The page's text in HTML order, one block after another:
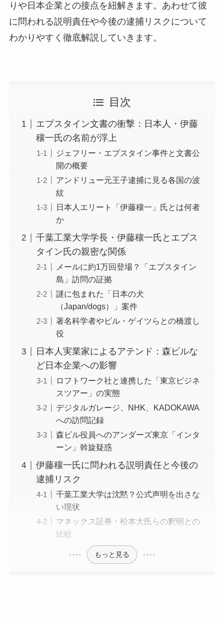
りや日本企業との接点を紐解きます。あわせて彼
に問われる説明責任や今後の逮捕リスクについて
わかりやすく徹底解説していきます。
目次
エプスタイン文書の衝撃：日本人・伊藤
穰一氏の名前が浮上
ジェフリー・エプスタイン事件と文書公
開の概要
アンドリュー元王子逮捕に見る各国の波
紋
日本人エリート「伊藤穰一」氏とは何者
か
千葉工業大学学長・伊藤穰一氏とエプス
タイン氏の親密な関係
メールに約1万回登場？「エプスタイン
島」訪問の証拠
謎に包まれた「日本の犬
（Japan/dogs）」案件
著名科学者やビル・ゲイツらとの橋渡し
役
日本人実業家によるアテンド：森ビルな
ど日本企業への影響
ロフトワーク社と連携した「東京ビジネ
スツアー」の実態
デジタルガレージ、NHK、KADOKAWA
への訪問記録
森ビル役員へのアンダーズ東京「インタ
ーン」斡旋疑惑
伊藤穰一氏に問われる説明責任と今後の
逮捕リスク
千葉工業大学は沈黙？公式声明を出さな
い現状
マネックス証券・松本大氏らの釈明との
比較
もっと見る